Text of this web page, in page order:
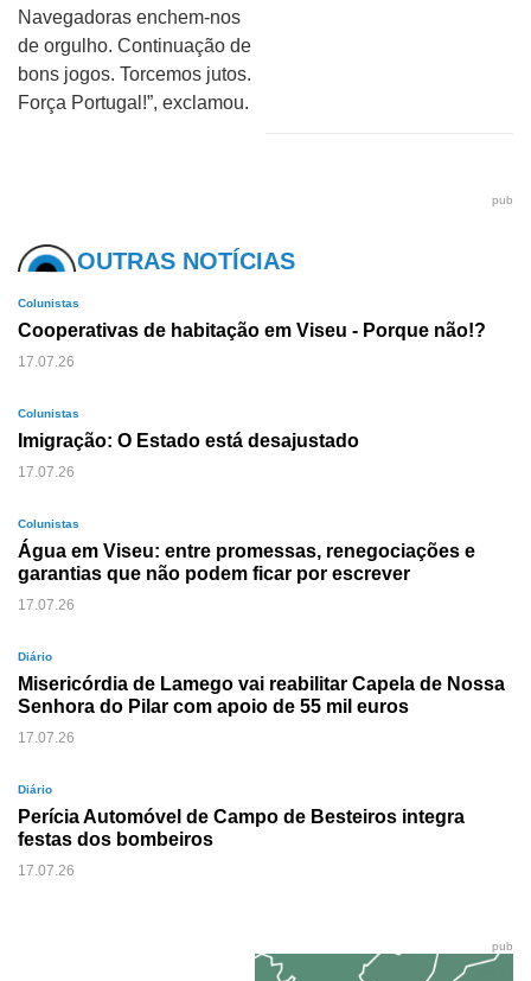
Navegadoras enchem-nos
de orgulho. Continuação de
bons jogos. Torcemos jutos.
Força Portugal!”, exclamou.
pub
OUTRAS NOTÍCIAS
Colunistas
Cooperativas de habitação em Viseu - Porque não!?
17.07.26
Colunistas
Imigração: O Estado está desajustado
17.07.26
Colunistas
Água em Viseu: entre promessas, renegociações e
garantias que não podem ficar por escrever
17.07.26
Diário
Misericórdia de Lamego vai reabilitar Capela de Nossa
Senhora do Pilar com apoio de 55 mil euros
17.07.26
Diário
Perícia Automóvel de Campo de Besteiros integra
festas dos bombeiros
17.07.26
pub